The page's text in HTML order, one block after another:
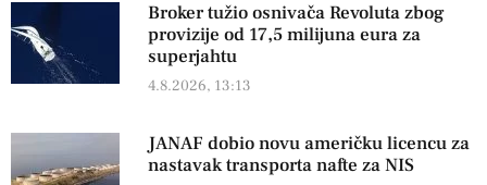
Broker tužio osnivača Revoluta zbog
provizije od 17,5 milijuna eura za
superjahtu
4.8.2026, 13:13
JANAF dobio novu američku licencu za
nastavak transporta nafte za NIS